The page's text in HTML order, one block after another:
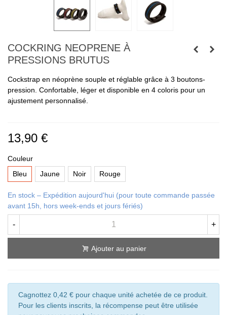
COCKRING NEOPRENE À
PRESSIONS BRUTUS
Cockstrap en néoprène souple et réglable grâce à 3 boutons-
pression. Confortable, léger et disponible en 4 coloris pour un
ajustement personnalisé.
13,90 €
Couleur
Bleu
Jaune Noir Rouge
En stock – Expédition aujourd'hui (pour toute commande passée
avant 15h, hors week-ends et jours fériés)
- +
Ajouter au panier
Cagnottez 0,42 € pour chaque unité achetée de ce produit.
Pour les clients inscrits, la récompense peut être utilisée